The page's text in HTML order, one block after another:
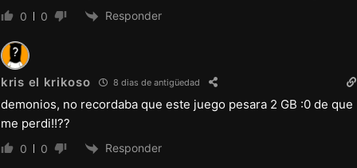
0 0 Responder
kris el krikoso 8 dias de antigüedad
demonios, no recordaba que este juego pesara 2 GB :0 de que
me perdi!!??
0 0 Responder